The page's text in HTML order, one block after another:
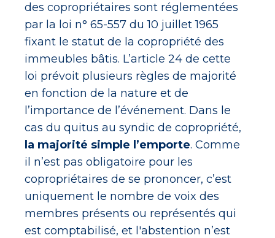
des copropriétaires sont réglementées
par la loi n° 65-557 du 10 juillet 1965
fixant le statut de la copropriété des
immeubles bâtis. L’article 24 de cette
loi prévoit plusieurs règles de majorité
en fonction de la nature et de
l’importance de l’événement. Dans le
cas du quitus au syndic de copropriété,
la majorité simple l’emporte. Comme
il n’est pas obligatoire pour les
copropriétaires de se prononcer, c’est
uniquement le nombre de voix des
membres présents ou représentés qui
est comptabilisé, et l'abstention n’est